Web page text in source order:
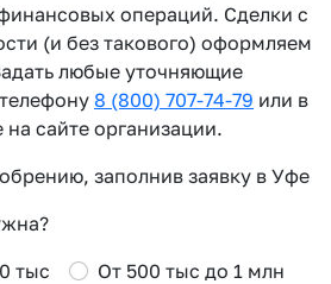
операций. Сделки с
(и без такового) оформляем
любые уточняющие
8 (800) 707-74-79 или в
сайте организации.
заполнив заявку в Уфе
тыс
От 500 тыс до 1 млн